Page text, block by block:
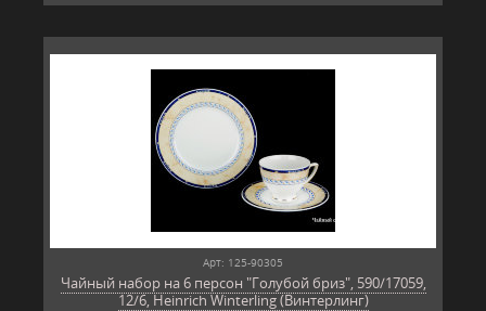
Арт: 125-90305
Чайный набор на 6 персон "Голубой бриз", 590/17059,
12/6, Heinrich Winterling (Винтерлинг)